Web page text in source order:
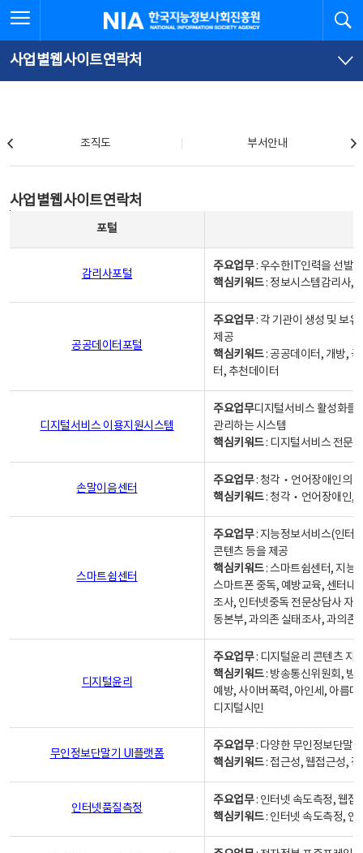
문
로
가
체
뉴
바
가
한국지능정보사회진흥원
사업별웹사이트연락처
조직도 부서안내
사업별웹사이트연락처
포털
감리사포털
주요업무: 우수한IT인력을 선발
핵심키워드: 정보시스템감리사,
공공데이터포털
주요업무: 각 기관이 생성 및 보
제공
핵심키워드: 공공데이터, 개방,
터, 추천데이터
디지털서비스 이용지원시스템
주요업무디지털서비스 활성화를
관리하는 시스템
핵심키워드: 디지털서비스 전문
손말이음센터
주요업무: 청각‧언어장애인의
핵심키워드: 청각‧언어장애인,
스마트쉼센터
주요업무: 지능정보서비스(인터
콘텐츠 등을 제공
핵심키워드: 스마트쉼센터, 지능
스마트폰 중독, 예방교육, 센터내
조사, 인터넷중독 전문상담사 자
동본부, 과의존 실태조사, 과의존
디지털윤리
주요업무: 디지털윤리 콘텐츠 지
핵심키워드: 방송통신위원회, 방
예방, 사이버폭력, 아인세, 아름
디지털시민
무인정보단말기 UI플랫폼
주요업무: 다양한 무인정보단말
핵심키워드: 접근성, 웹접근성,
인터넷품질측정
주요업무: 인터넷 속도측정, 웹접
핵심키워드: 인터넷 속도측정, 인